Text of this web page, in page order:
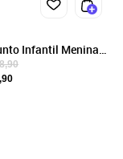
Infantil Menina
Kyly